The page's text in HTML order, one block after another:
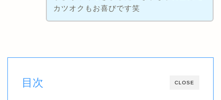
カツオクもお喜びです笑
CLOSE
目次